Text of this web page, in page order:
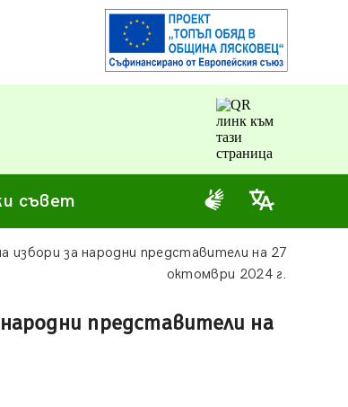
съвет
избори за народни представители на 27
октомври 2024 г.
представители на